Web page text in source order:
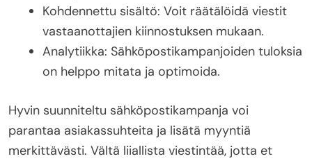
Kohdennettu sisältö: Voit räätälöidä viestit
vastaanottajien kiinnostuksen mukaan.
Analytiikka: Sähköpostikampanjoiden tuloksia
on helppo mitata ja optimoida.
Hyvin suunniteltu sähköpostikampanja voi
parantaa asiakassuhteita ja lisätä myyntiä
merkittävästi. Vältä liiallista viestintää, jotta et